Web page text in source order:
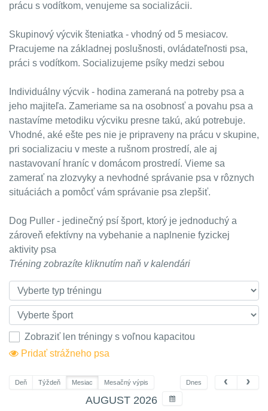
prácu s vodítkom, venujeme sa socializácii.
Skupinový výcvik šteniatka - vhodný od 5 mesiacov.
Pracujeme na základnej poslušnosti, ovládateľnosti psa,
práci s vodítkom. Socializujeme psíky medzi sebou
Individuálny výcvik - hodina zameraná na potreby psa a
jeho majiteľa. Zameriame sa na osobnosť a povahu psa a
nastavíme metodiku výcviku presne takú, akú potrebuje.
Vhodné, aké ešte pes nie je pripraveny na prácu v skupine,
pri socializaciu v meste a rušnom prostredí, ale aj
nastavovaní hraníc v domácom prostredí. Vieme sa
zamerať na zlozvyky a nevhodné správanie psa v rôznych
situáciách a pomôcť vám správanie psa zlepšiť.
Dog Puller - jedinečný psí šport, ktorý je jednoduchý a
zároveň efektívny na vybehanie a naplnenie fyzickej
aktivity psa
Tréning zobrazíte kliknutím naň v kalendári
Zobraziť len tréningy s voľnou kapacitou
Pridať strážneho psa
Deň Týždeň Mesiac Mesačný výpis Dnes
AUGUST 2026